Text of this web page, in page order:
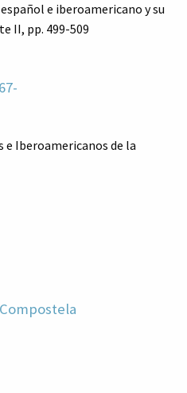
e iberoamericano y su
II, pp. 499-509
Iberoamericanos de la